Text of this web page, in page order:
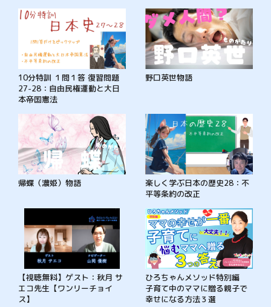
10分特訓 １問１答 復習問題
27-28：自由民権運動と大日
本帝国憲法
野口英世物語
帰蝶（濃姫）物語
楽しく学ぶ日本の歴史28：不
平等条約の改正
【視聴無料】ゲスト：秋月 サ
エコ先生【ワンリーチョイ
ス】
ひろちゃんメソッド特別編
子育て中のママに贈る親子で
幸せになる方法３選